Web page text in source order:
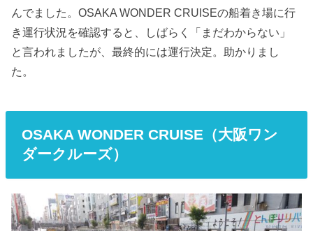
んでました。OSAKA WONDER CRUISEの船着き場に行
き運行状況を確認すると、しばらく「まだわからない」
と言われましたが、最終的には運行決定。助かりまし
た。
OSAKA WONDER CRUISE（大阪ワン
ダークルーズ）